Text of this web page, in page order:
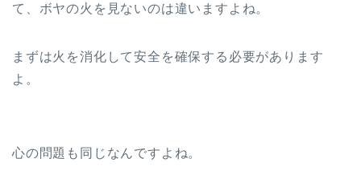
て、ボヤの火を見ないのは違いますよね。
まずは火を消化して安全を確保する必要があります
よ。
心の問題も同じなんですよね。